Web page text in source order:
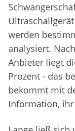
werden
analysiert.
Anbieter liegt
Prozent - das
bekommt mit
Information,